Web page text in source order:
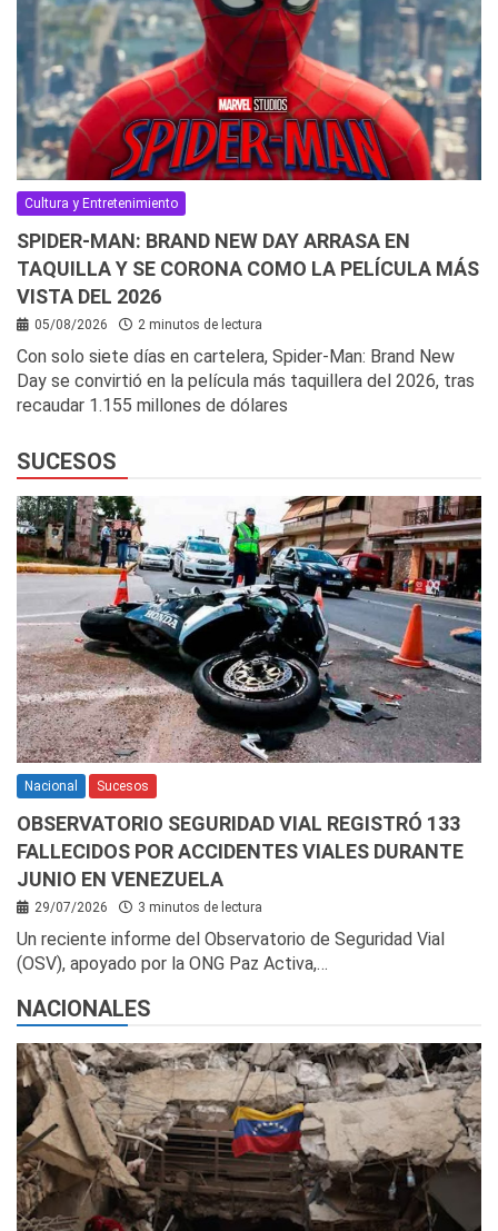
Cultura y Entretenimiento
SPIDER-MAN: BRAND NEW DAY ARRASA EN
TAQUILLA Y SE CORONA COMO LA PELÍCULA MÁS
VISTA DEL 2026
05/08/2026 2 minutos de lectura
Con solo siete días en cartelera, Spider-Man: Brand New
Day se convirtió en la película más taquillera del 2026, tras
recaudar 1.155 millones de dólares
SUCESOS
Nacional Sucesos
OBSERVATORIO SEGURIDAD VIAL REGISTRÓ 133
FALLECIDOS POR ACCIDENTES VIALES DURANTE
JUNIO EN VENEZUELA
29/07/2026 3 minutos de lectura
Un reciente informe del Observatorio de Seguridad Vial
(OSV), apoyado por la ONG Paz Activa,…
NACIONALES